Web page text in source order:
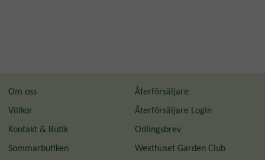
Om oss
Villkor
Kontakt & Butik
Sommarbutiken
Återförsäljare
Återförsäljare Login
Odlingsbrev
Wexthuset Garden Club